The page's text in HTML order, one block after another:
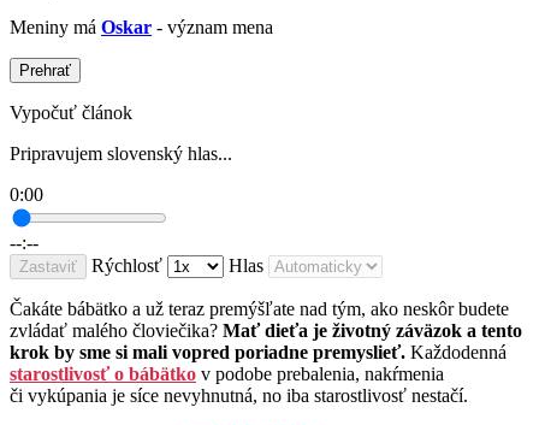
Meniny má Oskar - význam mena
Prehrať
Vypočuť článok
Pripravujem slovenský hlas...
0:00
--:--
Zastaviť Rýchlosť Hlas
Čakáte bábätko a už teraz premýšľate nad tým, ako neskôr budete
zvládať malého človiečika? Mať dieťa je životný záväzok a tento
krok by sme si mali vopred poriadne premyslieť. Každodenná
starostlivosť o bábätko v podobe prebalenia, nakŕmenia
či vykúpania je síce nevyhnutná, no iba starostlivosť nestačí.